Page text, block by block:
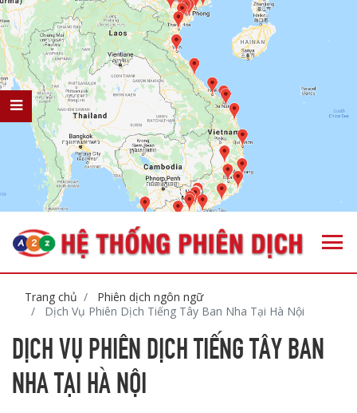
Trang chủ
Phiên dịch ngôn ngữ
Dịch Vụ Phiên Dịch Tiếng Tây Ban Nha Tại Hà Nội
DỊCH VỤ PHIÊN DỊCH TIẾNG TÂY BAN
NHA TẠI HÀ NỘI